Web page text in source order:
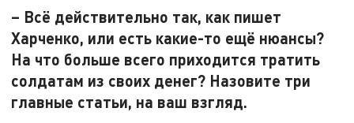
– Всё действительно так, как пишет
Харченко, или есть какие-то ещё нюансы?
На что больше всего приходится тратить
солдатам из своих денег? Назовите три
главные статьи, на ваш взгляд.